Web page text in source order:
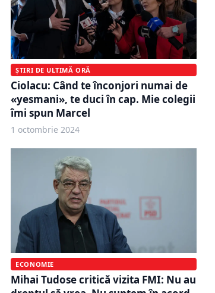
ȘTIRI DE ULTIMĂ ORĂ
Ciolacu: Când te înconjori numai de
«yesmani», te duci în cap. Mie colegii
îmi spun Marcel
1 octombrie 2024
ECONOMIE
Mihai Tudose critică vizita FMI: Nu au